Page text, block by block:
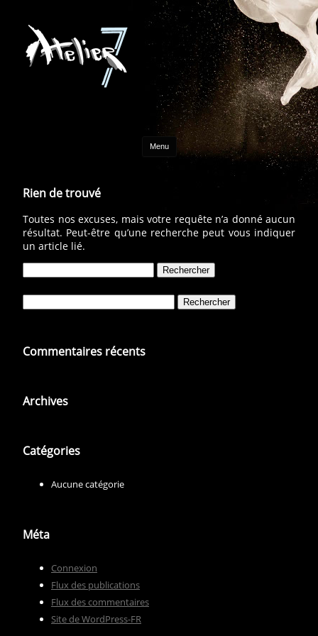
Menu Aller au contenu
Rien de trouvé
Toutes nos excuses, mais votre requête n’a donné aucun
résultat. Peut-être qu’une recherche peut vous indiquer
un article lié.
Commentaires récents
Archives
Catégories
Aucune catégorie
Méta
Connexion
Flux des publications
Flux des commentaires
Site de WordPress-FR